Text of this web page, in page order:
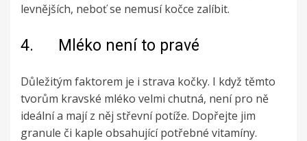
levnějších, neboť se nemusí kočce zalíbit.
4. Mléko není to pravé
Důležitým faktorem je i strava kočky. I když těmto
tvorům kravské mléko velmi chutná, není pro ně
ideální a mají z něj střevní potíže. Dopřejte jim
granule či kaple obsahující potřebné vitamíny.